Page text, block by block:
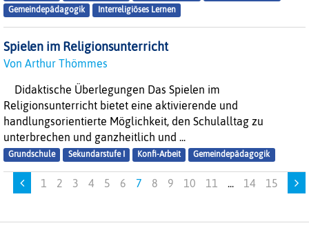
Gemeindepädagogik
Interreligiöses Lernen
Spielen im Religionsunterricht
Von Arthur Thömmes
Didaktische Überlegungen Das Spielen im
Religionsunterricht bietet eine aktivierende und
handlungsorientierte Möglichkeit, den Schulalltag zu
unterbrechen und ganzheitlich und ...
Grundschule Sekundarstufe I Konfi-Arbeit Gemeindepädagogik
1 2 3 4 5 6 7 8 9 10 11 ... 14 15